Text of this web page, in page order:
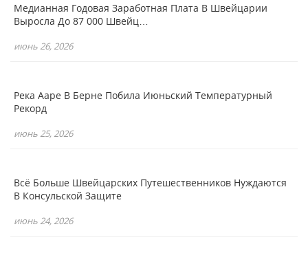
Медианная Годовая Заработная Плата В Швейцарии
Выросла До 87 000 Швейц…
июнь 26, 2026
Река Ааре В Берне Побила Июньский Температурный
Рекорд
июнь 25, 2026
Всё Больше Швейцарских Путешественников Нуждаются
В Консульской Защите
июнь 24, 2026